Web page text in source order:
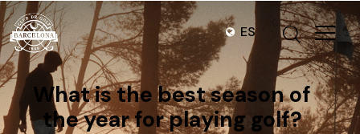
ES
What is the best season of
the year for playing golf?